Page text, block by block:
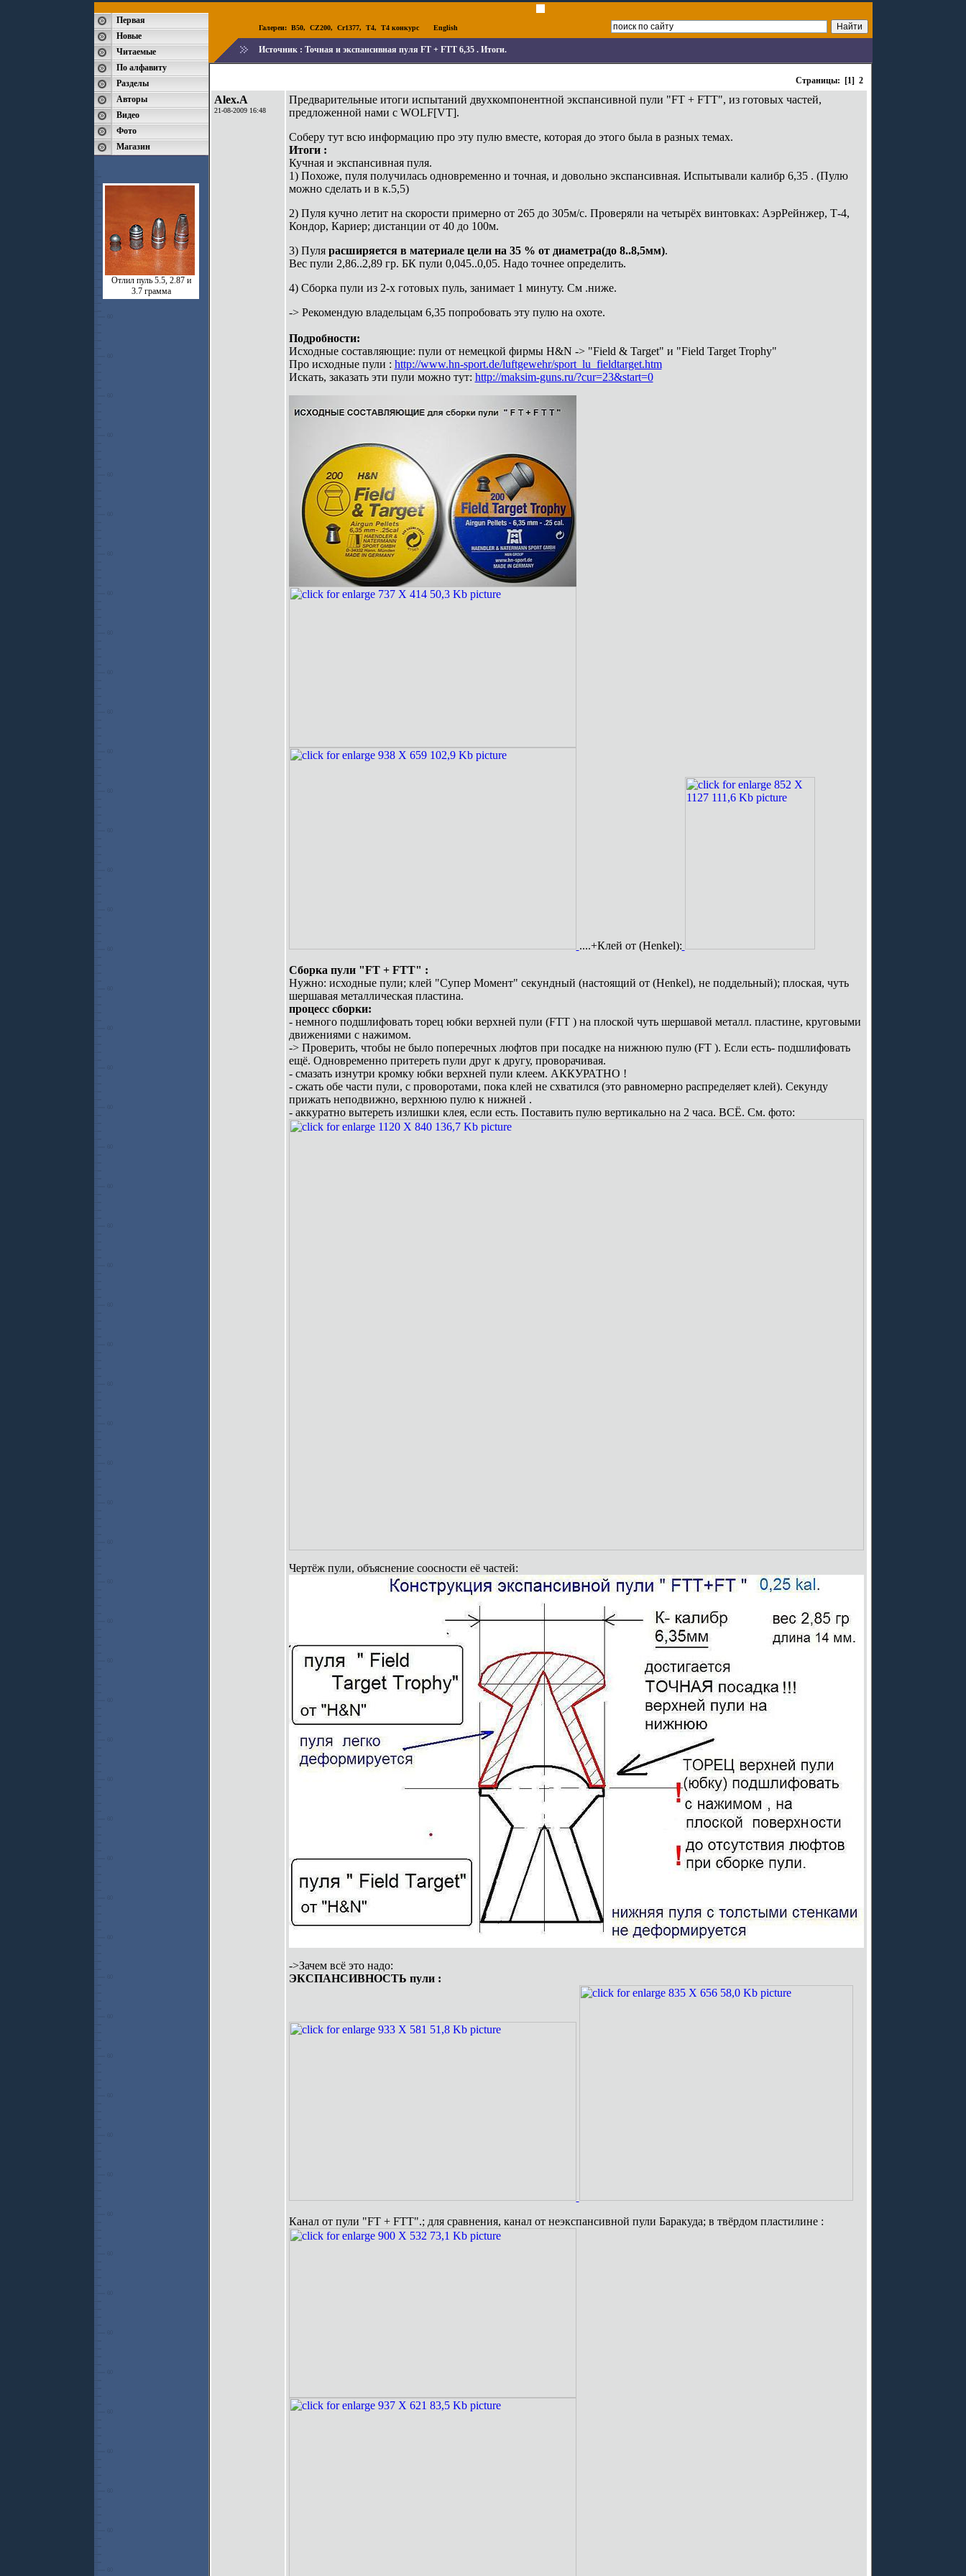
Первая
Новые
Читаемые
По алфавиту
Разделы
Авторы
Видео
Фото
Магазин
Отлил пуль 5.5, 2.87 и
3.7 грамма
Галереи: B50, CZ200, Cr1377, T4, T4 конкурс English
Источник : Точная и экспансивная пуля FT + FTT 6,35 . Итоги.
Страницы: [1] 2
Alex.A
21-08-2009 16:48
Предварительные итоги испытаний двухкомпонентной экспансивной пули "FT + FTT", из готовых частей,
предложенной нами с WOLF[VT].
Соберу тут всю информацию про эту пулю вместе, которая до этого была в разных темах.
Итоги :
Кучная и экспансивная пуля.
1) Похоже, пуля получилась одновременно и точная, и довольно экспансивная. Испытывали калибр 6,35 . (Пулю
можно сделать и в к.5,5)
2) Пуля кучно летит на скорости примерно от 265 до 305м/с. Проверяли на четырёх винтовках: АэрРейнжер, Т-4,
Кондор, Кариер; дистанции от 40 до 100м.
3) Пуля расширяется в материале цели на 35 % от диаметра(до 8..8,5мм).
Вес пули 2,86..2,89 гр. БК пули 0,045..0,05. Надо точнее определить.
4) Сборка пули из 2-х готовых пуль, занимает 1 минуту. См .ниже.
-> Рекомендую владельцам 6,35 попробовать эту пулю на охоте.
Подробности:
Исходные составляющие: пули от немецкой фирмы H&N -> "Field & Target" и "Field Target Trophy"
Про исходные пули : http://www.hn-sport.de/luftgewehr/sport_lu_fieldtarget.htm
Искать, заказать эти пули можно тут: http://maksim-guns.ru/?cur=23&start=0
....+Клей от (Henkel):
Сборка пули "FT + FTT" :
Нужно: исходные пули; клей "Супер Момент" секундный (настоящий от (Henkel), не поддельный); плоская, чуть
шершавая металлическая пластина.
процесс сборки:
- немного подшлифовать торец юбки верхней пули (FTT ) на плоской чуть шершавой металл. пластине, круговыми
движениями с нажимом.
-> Проверить, чтобы не было поперечных люфтов при посадке на нижнюю пулю (FT ). Если есть- подшлифовать
ещё. Одновременно притереть пули друг к другу, проворачивая.
- смазать изнутри кромку юбки верхней пули клеем. АККУРАТНО !
- сжать обе части пули, с проворотами, пока клей не схватился (это равномерно распределяет клей). Секунду
прижать неподвижно, верхнюю пулю к нижней .
- аккуратно вытереть излишки клея, если есть. Поставить пулю вертикально на 2 часа. ВСЁ. См. фото:
Чертёж пули, объяснение соосности её частей:
->Зачем всё это надо:
ЭКСПАНСИВНОСТЬ пули :
Канал от пули "FT + FTT".; для сравнения, канал от неэкспансивной пули Баракуда; в твёрдом пластилине :